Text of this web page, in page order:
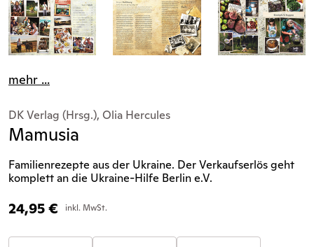
mehr ...
DK Verlag (Hrsg.), Olia Hercules
Mamusia
Familienrezepte aus der Ukraine. Der Verkaufserlös geht
komplett an die Ukraine-Hilfe Berlin e.V.
24,95€ inkl. MwSt.